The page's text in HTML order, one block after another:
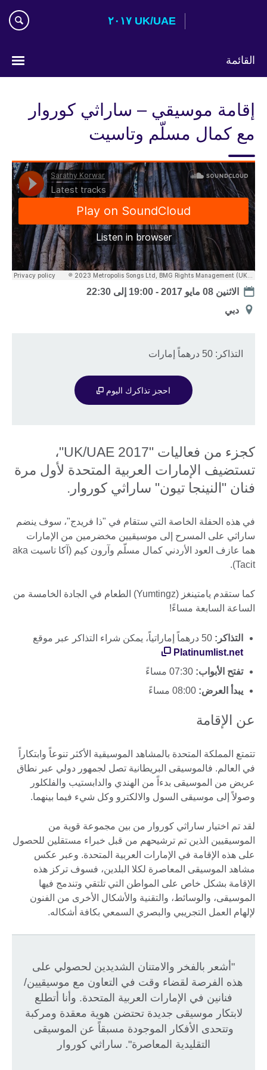
UK/UAE ٢٠١٧
القائمة
إقامة موسيقي – ساراثي كوروار
مع كمال مسلّم وتاسيت
Date
الاثنين 08 مايو 2017 - 19:00 إلى22:30
الموقع
دبي‎‎
التذاكر: 50 درهماً إمارات
احجز تذاكرك اليوم
كجزء من فعاليات "UK/UAE 2017"،
تستضيف الإمارات العربية المتحدة لأول مرة
فنان "النينجا تيون" ساراثي كوروار.
في هذه الحفلة الخاصة التي ستقام في "ذا فريدج"، سوف ينضم
ساراثي على المسرح إلى موسيقيين مخضرمين من الإمارات
هما عازف العود الأردني كمال مسلّم وآرون كيم (آكا تاسيت aka
Tacit).
كما ستقدم يامتينغز (Yumtingz) الطعام في الجادة الخامسة من
الساعة السابعة مساءً!
التذاكر: 50 درهماً إماراتياً، يمكن شراء التذاكر عبر موقع
Platinumlist.net
تفتح الأبواب: 07:30 مساءً
يبدأ العرض: 08:00 مساءً
عن الإقامة
تتمتع المملكة المتحدة بالمشاهد الموسيقية الأكثر تنوعاً وابتكاراً
في العالم. فالموسيقى البريطانية تصل لجمهور دولي عبر نطاق
عريض من الموسيقى بدءاً من الهندي والدابستيب والفلكلور
وصولاً إلى موسيقى السول والالكترو وكل شيء فيما بينهما.
لقد تم اختيار ساراثي كوروار من بين مجموعة قوية من
الموسيقيين الذين تم ترشيحهم من قبل خبراء مستقلين للحصول
على هذه الإقامة في الإمارات العربية المتحدة. وعبر عكس
مشاهد الموسيقى المعاصرة لكلا البلدين، فسوف تركز هذه
الإقامة بشكل خاص على المواطن التي تلتقي وتندمج فيها
الموسيقى، والوسائط، والتقنية والأشكال الأخرى من الفنون
لإلهام العمل التجريبي والبصري السمعي بكافة أشكاله.
"أشعر بالفخر والامتنان الشديدين لحصولي على
هذه الفرصة لقضاء وقت في التعاون مع موسيقيين/
فنانين في الإمارات العربية المتحدة. وأنا أتطلع
لابتكار موسيقى جديدة تحتضن هوية معقدة ومركبة
وتتحدى الأفكار الموجودة مسبقاً عن الموسيقى
التقليدية المعاصرة". ساراثي كوروار